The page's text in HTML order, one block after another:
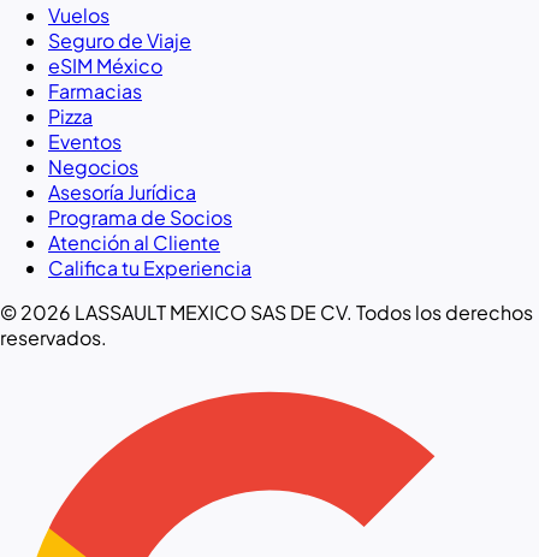
Vuelos
Seguro de Viaje
eSIM México
Farmacias
Pizza
Eventos
Negocios
Asesoría Jurídica
Programa de Socios
Atención al Cliente
Califica tu Experiencia
© 2026 LASSAULT MEXICO SAS DE CV. Todos los derechos
reservados.